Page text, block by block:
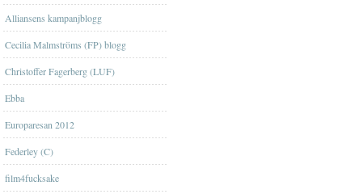
Alliansens kampanjblogg
Cecilia Malmströms (FP) blogg
Christoffer Fagerberg (LUF)
Ebba
Europaresan 2012
Federley (C)
film4fucksake